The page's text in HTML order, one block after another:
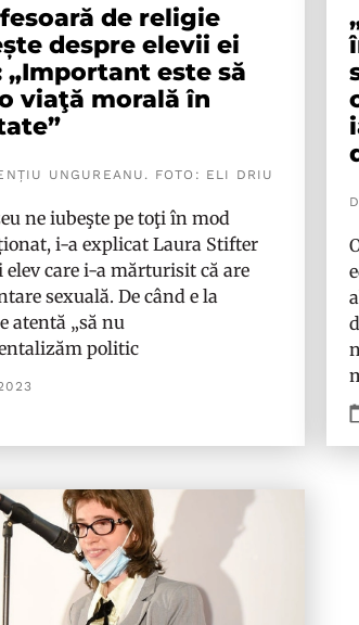
de religie
despre elevii ei
„Important este să
viaţă morală în
UNGUREANU. FOTO: ELI DRIU
ne iubeşte pe toţi în mod
i-a explicat Laura Stifter
care i-a mărturisit că are
sexuală. De când e la
atentă „să nu
politic